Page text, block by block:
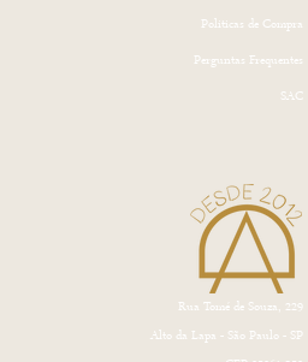
Politicas de Compra
Perguntas Frequentes
SAC
Rua Tomé de Souza, 229
Alto da Lapa - São Paulo - SP